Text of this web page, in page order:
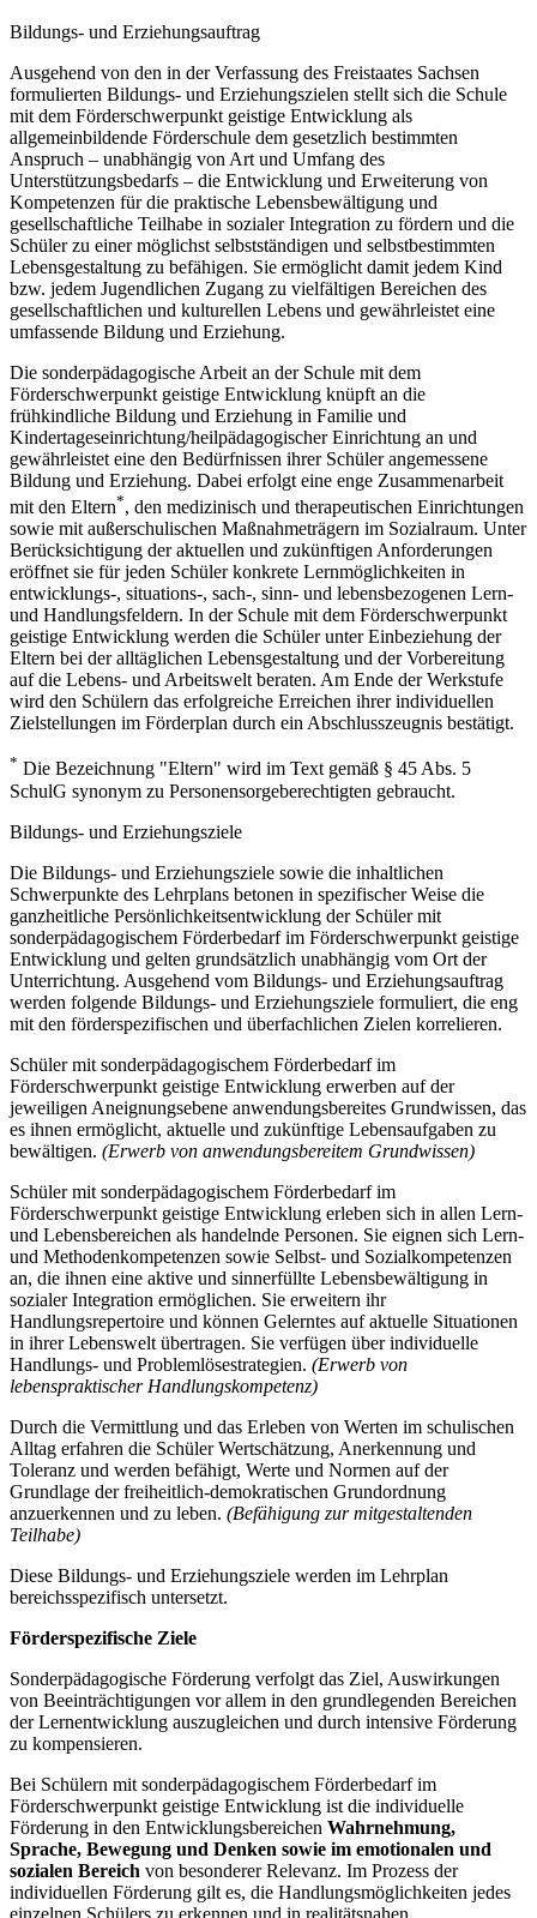
Bildungs- und Erziehungsauftrag
Ausgehend von den in der Verfassung des Freistaates Sachsen
formulierten Bildungs- und Erziehungszielen stellt sich die Schule
mit dem Förderschwerpunkt geistige Entwicklung als
allgemeinbildende Förderschule dem gesetzlich bestimmten
Anspruch – unabhängig von Art und Umfang des
Unterstützungsbedarfs – die Entwicklung und Erweiterung von
Kompetenzen für die praktische Lebensbewältigung und
gesellschaftliche Teilhabe in sozialer Integration zu fördern und die
Schüler zu einer möglichst selbstständigen und selbstbestimmten
Lebensgestaltung zu befähigen. Sie ermöglicht damit jedem Kind
bzw. jedem Jugendlichen Zugang zu vielfältigen Bereichen des
gesellschaftlichen und kulturellen Lebens und gewährleistet eine
umfassende Bildung und Erziehung.
Die sonderpädagogische Arbeit an der Schule mit dem
Förderschwerpunkt geistige Entwicklung knüpft an die
frühkindliche Bildung und Erziehung in Familie und
Kindertageseinrichtung/heilpädagogischer Einrichtung an und
gewährleistet eine den Bedürfnissen ihrer Schüler angemessene
Bildung und Erziehung. Dabei erfolgt eine enge Zusammenarbeit
mit den Eltern*, den medizinisch und therapeutischen Einrichtungen
sowie mit außerschulischen Maßnahmeträgern im Sozialraum. Unter
Berücksichtigung der aktuellen und zukünftigen Anforderungen
eröffnet sie für jeden Schüler konkrete Lernmöglichkeiten in
entwicklungs-, situations-, sach-, sinn- und lebensbezogenen Lern-
und Handlungsfeldern. In der Schule mit dem Förderschwerpunkt
geistige Entwicklung werden die Schüler unter Einbeziehung der
Eltern bei der alltäglichen Lebensgestaltung und der Vorbereitung
auf die Lebens- und Arbeitswelt beraten. Am Ende der Werkstufe
wird den Schülern das erfolgreiche Erreichen ihrer individuellen
Zielstellungen im Förderplan durch ein Abschlusszeugnis bestätigt.
* Die Bezeichnung "Eltern" wird im Text gemäß § 45 Abs. 5
SchulG synonym zu Personensorgeberechtigten gebraucht.
Bildungs- und Erziehungsziele
Die Bildungs- und Erziehungsziele sowie die inhaltlichen
Schwerpunkte des Lehrplans betonen in spezifischer Weise die
ganzheitliche Persönlichkeitsentwicklung der Schüler mit
sonderpädagogischem Förderbedarf im Förderschwerpunkt geistige
Entwicklung und gelten grundsätzlich unabhängig vom Ort der
Unterrichtung. Ausgehend vom Bildungs- und Erziehungsauftrag
werden folgende Bildungs- und Erziehungsziele formuliert, die eng
mit den förderspezifischen und überfachlichen Zielen korrelieren.
Schüler mit sonderpädagogischem Förderbedarf im
Förderschwerpunkt geistige Entwicklung erwerben auf der
jeweiligen Aneignungsebene anwendungsbereites Grundwissen, das
es ihnen ermöglicht, aktuelle und zukünftige Lebensaufgaben zu
bewältigen. (Erwerb von anwendungsbereitem Grundwissen)
Schüler mit sonderpädagogischem Förderbedarf im
Förderschwerpunkt geistige Entwicklung erleben sich in allen Lern-
und Lebensbereichen als handelnde Personen. Sie eignen sich Lern-
und Methodenkompetenzen sowie Selbst- und Sozialkompetenzen
an, die ihnen eine aktive und sinnerfüllte Lebensbewältigung in
sozialer Integration ermöglichen. Sie erweitern ihr
Handlungsrepertoire und können Gelerntes auf aktuelle Situationen
in ihrer Lebenswelt übertragen. Sie verfügen über individuelle
Handlungs- und Problemlösestrategien. (Erwerb von
lebenspraktischer Handlungskompetenz)
Durch die Vermittlung und das Erleben von Werten im schulischen
Alltag erfahren die Schüler Wertschätzung, Anerkennung und
Toleranz und werden befähigt, Werte und Normen auf der
Grundlage der freiheitlich-demokratischen Grundordnung
anzuerkennen und zu leben. (Befähigung zur mitgestaltenden
Teilhabe)
Diese Bildungs- und Erziehungsziele werden im Lehrplan
bereichsspezifisch untersetzt.
Förderspezifische Ziele
Sonderpädagogische Förderung verfolgt das Ziel, Auswirkungen
von Beeinträchtigungen vor allem in den grundlegenden Bereichen
der Lernentwicklung auszugleichen und durch intensive Förderung
zu kompensieren.
Bei Schülern mit sonderpädagogischem Förderbedarf im
Förderschwerpunkt geistige Entwicklung ist die individuelle
Förderung in den Entwicklungsbereichen Wahrnehmung,
Sprache, Bewegung und Denken sowie im emotionalen und
sozialen Bereich von besonderer Relevanz. Im Prozess der
individuellen Förderung gilt es, die Handlungsmöglichkeiten jedes
einzelnen Schülers zu erkennen und in realitätsnahen